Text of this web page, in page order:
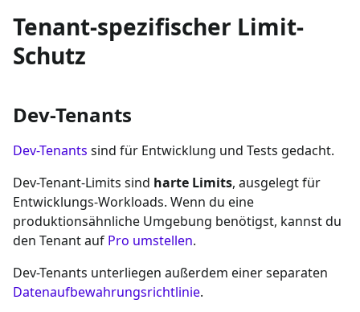
Tenant-spezifischer Limit-
Schutz
Dev-Tenants
Dev-Tenants sind für Entwicklung und Tests gedacht.
Dev-Tenant-Limits sind harte Limits, ausgelegt für
Entwicklungs-Workloads. Wenn du eine
produktionsähnliche Umgebung benötigst, kannst du
den Tenant auf Pro umstellen.
Dev-Tenants unterliegen außerdem einer separaten
Datenaufbewahrungsrichtlinie.